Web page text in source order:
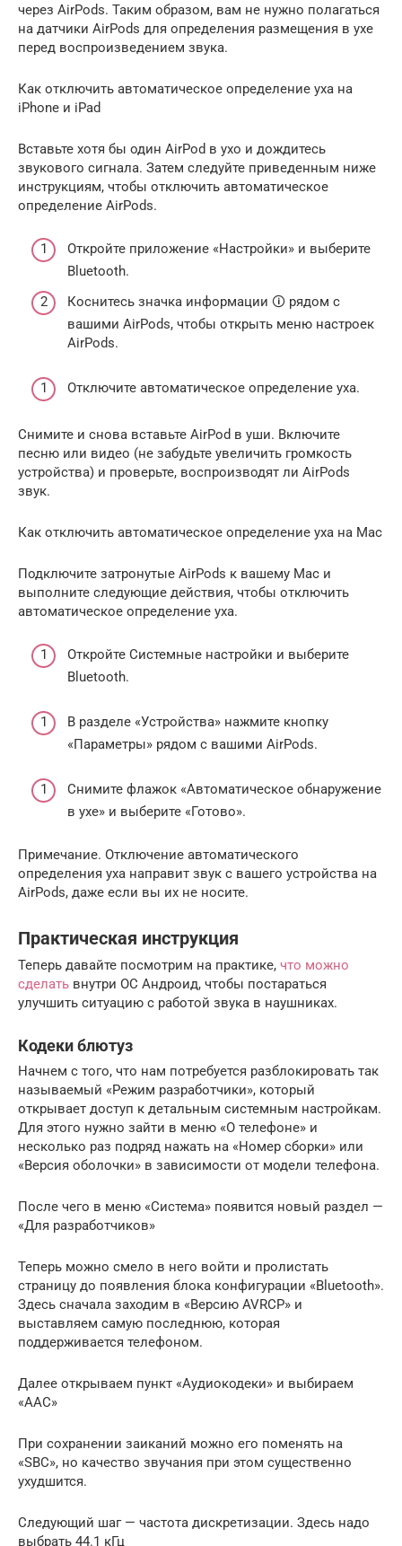
через AirPods. Таким образом, вам не нужно полагаться
на датчики AirPods для определения размещения в ухе
перед воспроизведением звука.
Как отключить автоматическое определение уха на
iPhone и iPad
Вставьте хотя бы один AirPod в ухо и дождитесь
звукового сигнала. Затем следуйте приведенным ниже
инструкциям, чтобы отключить автоматическое
определение AirPods.
Откройте приложение «Настройки» и выберите
Bluetooth.
Коснитесь значка информации 🛈 рядом с
вашими AirPods, чтобы открыть меню настроек
AirPods.
Отключите автоматическое определение уха.
Снимите и снова вставьте AirPod в уши. Включите
песню или видео (не забудьте увеличить громкость
устройства) и проверьте, воспроизводят ли AirPods
звук.
Как отключить автоматическое определение уха на Mac
Подключите затронутые AirPods к вашему Mac и
выполните следующие действия, чтобы отключить
автоматическое определение уха.
Откройте Системные настройки и выберите
Bluetooth.
В разделе «Устройства» нажмите кнопку
«Параметры» рядом с вашими AirPods.
Снимите флажок «Автоматическое обнаружение
в ухе» и выберите «Готово».
Примечание. Отключение автоматического
определения уха направит звук с вашего устройства на
AirPods, даже если вы их не носите.
Практическая инструкция
Теперь давайте посмотрим на практике, что можно
сделать внутри ОС Андроид, чтобы постараться
улучшить ситуацию с работой звука в наушниках.
Кодеки блютуз
Начнем с того, что нам потребуется разблокировать так
называемый «Режим разработчики», который
открывает доступ к детальным системным настройкам.
Для этого нужно зайти в меню «О телефоне» и
несколько раз подряд нажать на «Номер сборки» или
«Версия оболочки» в зависимости от модели телефона.
После чего в меню «Система» появится новый раздел —
«Для разработчиков»
Теперь можно смело в него войти и пролистать
страницу до появления блока конфигурации «Bluetooth».
Здесь сначала заходим в «Версию AVRCP» и
выставляем самую последнюю, которая
поддерживается телефоном.
Далее открываем пункт «Аудиокодеки» и выбираем
«AAC»
При сохранении заиканий можно его поменять на
«SBC», но качество звучания при этом существенно
ухудшится.
Следующий шаг — частота дискретизации. Здесь надо
выбрать 44.1 кГц